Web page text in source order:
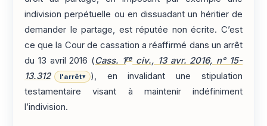
indivision perpétuelle ou en dissuadant un héritier de
demander le partage, est réputée non écrite. C’est
ce que la Cour de cassation a réaffirmé dans un arrêt
du 13 avril 2016 (Cass. 1re civ., 13 avr. 2016, n° 15-
13.312
l'arrêt▾
), en invalidant une stipulation
testamentaire visant à maintenir indéfiniment
l’indivision.